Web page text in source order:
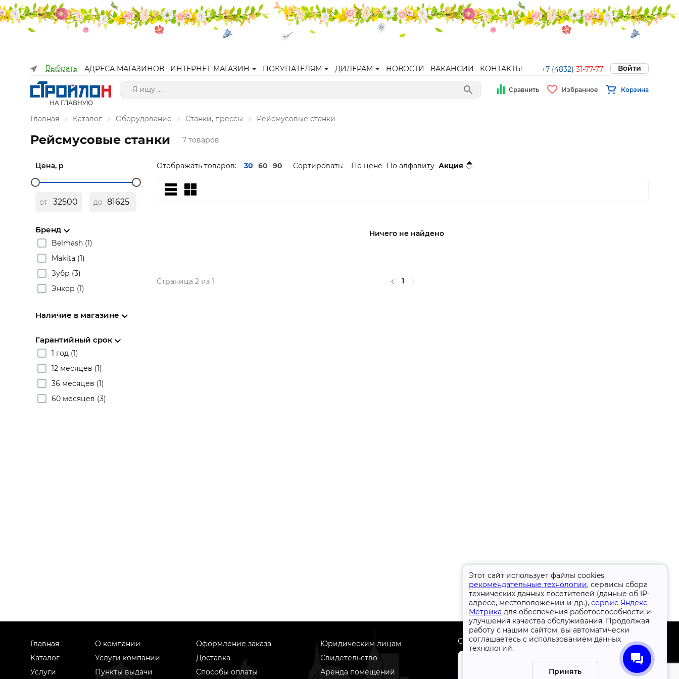
Выбрать АДРЕСА МАГАЗИНОВ ИНТЕРНЕТ-МАГАЗИН ПОКУПАТЕЛЯМ ДИЛЕРАМ НОВОСТИ ВАКАНСИИ КОНТАКТЫ +7 (4832) 31-77-77 Войти
НА ГЛАВНУЮ
Сравнить Избранное Корзина
Главная Каталог Оборудование Станки, прессы Рейсмусовые станки
Этот сайт использует файлы cookies,
рекомендательные технологии, сервисы сбора
технических данных посетителей (данные об IP-
адресе, местоположении и др.), сервис Яндекс
Метрика для обеспечения работоспособности и
улучшения качества обслуживания. Продолжая
работу с нашим сайтом, вы автоматически
соглашаетесь с использованием данных
технологий.
Принять
Рейсмусовые станки 7 товаров
Цена, р
от до
Бренд
Belmash (1)
Makita (1)
Зубр (3)
Энкор (1)
Наличие в магазине
Гарантийный срок
1 год (1)
12 месяцев (1)
36 месяцев (1)
60 месяцев (3)
Отображать товаров: 30 60 90 Сортировать: По цене По алфавиту Акция
Ничего не найдено
Страница 2 из 1 1
Главная
Каталог
Услуги
О компании
Услуги компании
Пункты выдачи
Оформление заказа
Доставка
Способы оплаты
Юридическим лицам
Свидетельство
Аренда помещений
Скачать приложение